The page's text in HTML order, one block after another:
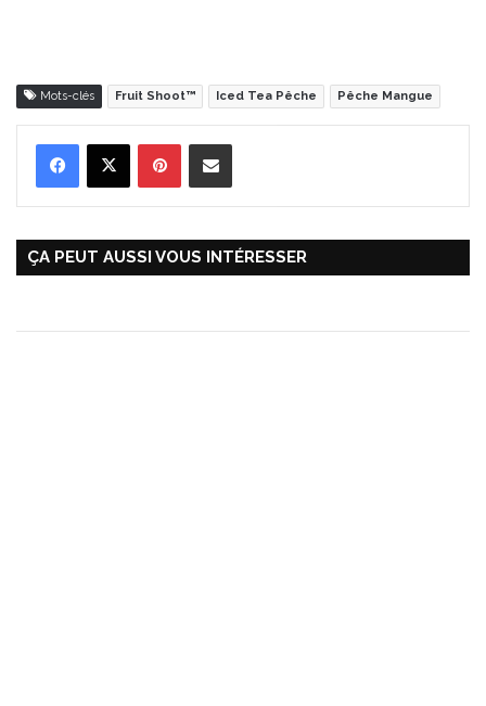
Mots-clés Fruit Shoot™ Iced Tea Pêche Pêche Mangue
ÇA PEUT AUSSI VOUS INTÉRESSER